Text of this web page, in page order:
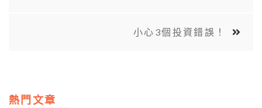
小心3個投資錯誤！
熱門文章